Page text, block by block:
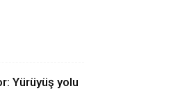
Yürüyüş yolu